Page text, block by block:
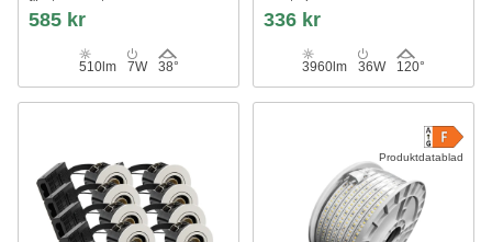
färgtemperaturer
585 kr
510lm 7W 38°
montering
336 kr
3960lm 36W 120°
Produktdatablad